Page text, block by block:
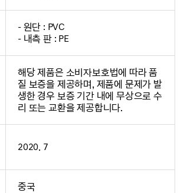
- 원단 : PVC
- 내측 판 : PE
해당 제품은 소비자보호법에 따라 품
질 보증을 제공하며, 제품에 문제가 발
생한 경우 보증 기간 내에 무상으로 수
리 또는 교환을 제공합니다.
2020. 7
중국